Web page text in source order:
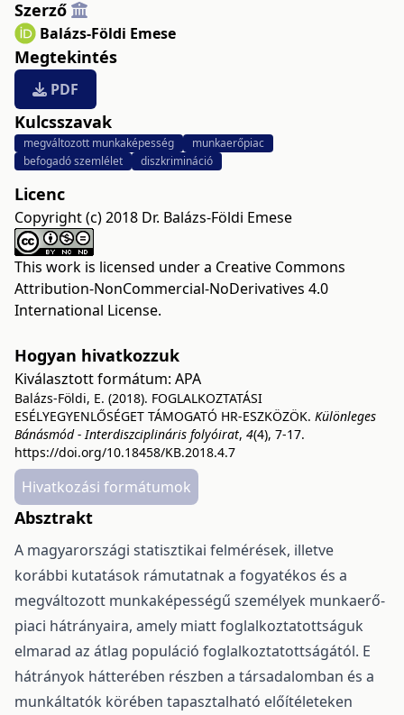
Szerző
Balázs-Földi Emese
Megtekintés
PDF
Kulcsszavak
megváltozott munkaképesség
munkaerőpiac
befogadó szemlélet
diszkrimináció
Licenc
Copyright (c) 2018 Dr. Balázs-Földi Emese
This work is licensed under a Creative Commons
Attribution-NonCommercial-NoDerivatives 4.0
International License.
Hogyan hivatkozzuk
Kiválasztott formátum: APA
Balázs-Földi, E. (2018). FOGLALKOZTATÁSI
ESÉLYEGYENLŐSÉGET TÁMOGATÓ HR-ESZKÖZÖK. Különleges
Bánásmód - Interdiszciplináris folyóirat, 4(4), 7-17.
https://doi.org/10.18458/KB.2018.4.7
Hivatkozási formátumok
Absztrakt
A magyarországi statisztikai felmérések, illetve
korábbi kutatások rámutatnak a fogyatékos és a
megváltozott munkaképességű személyek munkaerő-
piaci hátrányaira, amely miatt foglalkoztatottságuk
elmarad az átlag populáció foglalkoztatottságától. E
hátrányok hátterében részben a társadalomban és a
munkáltatók körében tapasztalható előítéleteken